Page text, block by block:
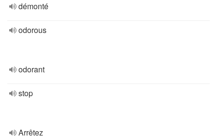
démonté
odorous
odorant
stop
Arrêtez